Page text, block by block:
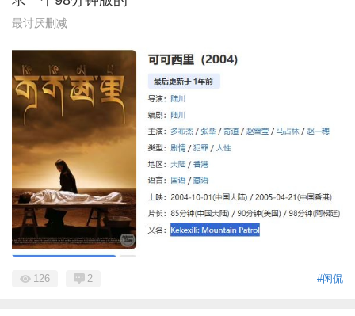
最讨厌删减
#闲侃
126 2